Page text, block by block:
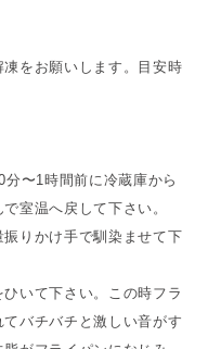
をお願いします。目安時
〜1時間前に冷蔵庫から
室温へ戻して下さい。
りかけ手で馴染ませて下
いて下さい。この時フラ
バチバチと激しい音がす